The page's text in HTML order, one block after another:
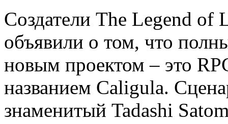
Создатели The Legend of
объявили о том, что
новым проектом – это
названием Caligula.
знаменитый Tadashi